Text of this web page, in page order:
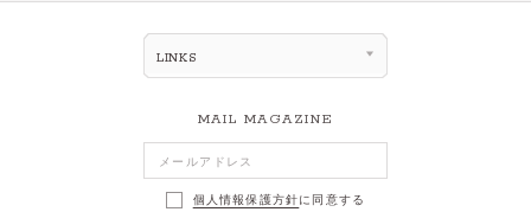
LINKS
MAIL MAGAZINE
個人情報保護方針に同意する